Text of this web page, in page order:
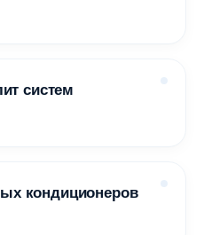
систем
кондиционеров